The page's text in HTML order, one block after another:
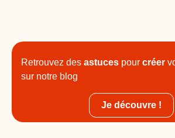
Retrouvez des astuces pour créer
sur notre blog
Je découvre !